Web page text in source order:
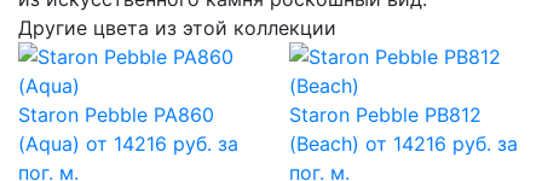
Другие цвета из этой коллекции
Staron Pebble PA860
(Aqua) от 14216 руб. за
пог. м.
Staron Pebble PB812
(Beach) от 14216 руб. за
пог. м.